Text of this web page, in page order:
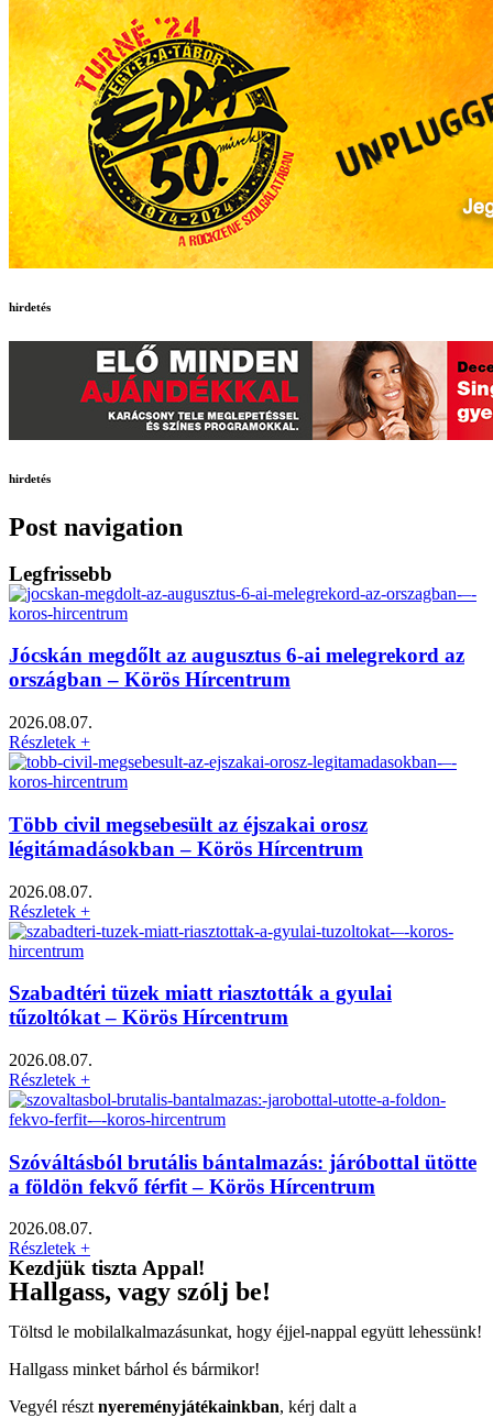
hirdetés
hirdetés
Post navigation
Legfrissebb
Jócskán megdőlt az augusztus 6-ai melegrekord az
országban – Körös Hírcentrum
2026.08.07.
Részletek +
Több civil megsebesült az éjszakai orosz
légitámadásokban – Körös Hírcentrum
2026.08.07.
Részletek +
Szabadtéri tüzek miatt riasztották a gyulai
tűzoltókat – Körös Hírcentrum
2026.08.07.
Részletek +
Szóváltásból brutális bántalmazás: járóbottal ütötte
a földön fekvő férfit – Körös Hírcentrum
2026.08.07.
Részletek +
Kezdjük tiszta Appal!
Hallgass, vagy szólj be!
Töltsd le mobilalkalmazásunkat, hogy éjjel-nappal együtt lehessünk!
Hallgass minket bárhol és bármikor!
Vegyél résztnyereményjátékainkban, kérj dalt a